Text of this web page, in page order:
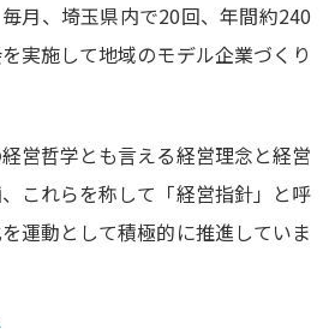
月、埼玉県内で20回、年間約240
実施して地域のモデル企業づくり
営哲学とも言える経営理念と経営
これらを称して「経営指針」と呼
運動として積極的に推進していま